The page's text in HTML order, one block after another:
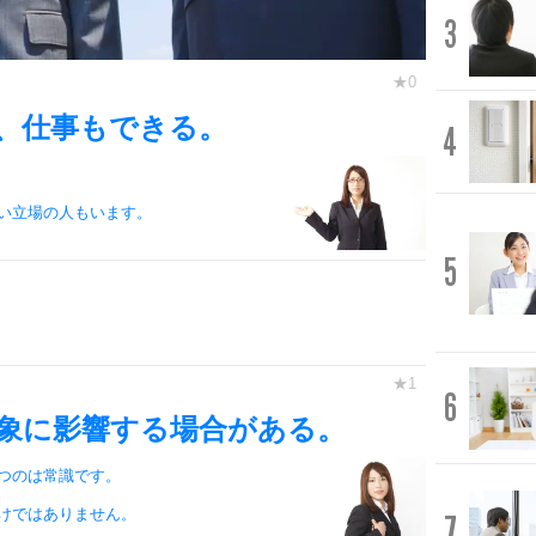
事もできる。
場の人もいます。
影響する場合がある。
は常識です。
はありません。
3
4
5
6